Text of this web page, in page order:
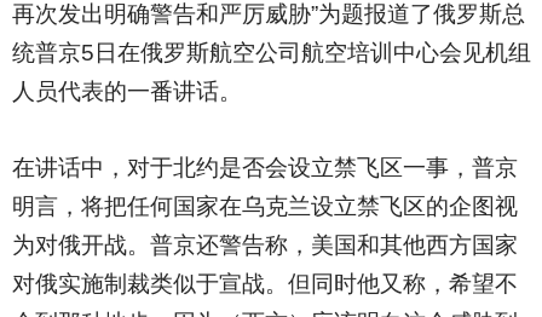
再次发出明确警告和严厉威胁”为题报道了俄罗斯总
统普京5日在俄罗斯航空公司航空培训中心会见机组
人员代表的一番讲话。
在讲话中，对于北约是否会设立禁飞区一事，普京
明言，将把任何国家在乌克兰设立禁飞区的企图视
为对俄开战。普京还警告称，美国和其他西方国家
对俄实施制裁类似于宣战。但同时他又称，希望不